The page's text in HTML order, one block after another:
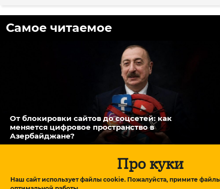
Про куки
Наш сайт использует файлы cookie. Пожалуйста, примите
Самое читаемое
От блокировки сайтов до соцсетей: как
меняется цифровое пространство в
Азербайджане?